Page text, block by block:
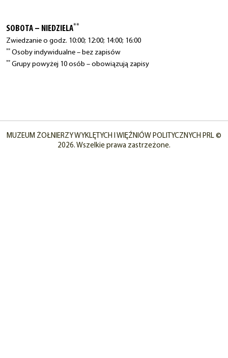
SOBOTA – NIEDZIELA**
Zwiedzanie o godz. 10:00; 12:00; 14:00; 16:00
** Osoby indywidualne – bez zapisów
** Grupy powyżej 10 osób – obowiązują zapisy
MUZEUM ŻOŁNIERZY WYKLĘTYCH I WIĘŹNIÓW POLITYCZNYCH PRL ©
2026. Wszelkie prawa zastrzeżone.